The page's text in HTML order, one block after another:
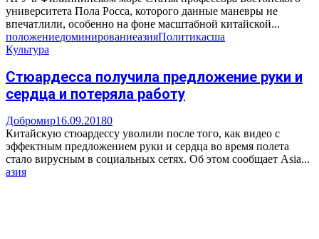
университета Пола Росса, которого данные маневры не
впечатлили, особенно на фоне масштабной китайской...
положениедоминированиеазияПолитикасша
Культура
Стюардесса получила предложение руки и
сердца и потеряла работу
Добромир16.09.20180
Китайскую стюардессу уволили после того, как видео с
эффектным предложением руки и сердца во время полета
стало вирусным в социальных сетях. Об этом сообщает Asia...
азия